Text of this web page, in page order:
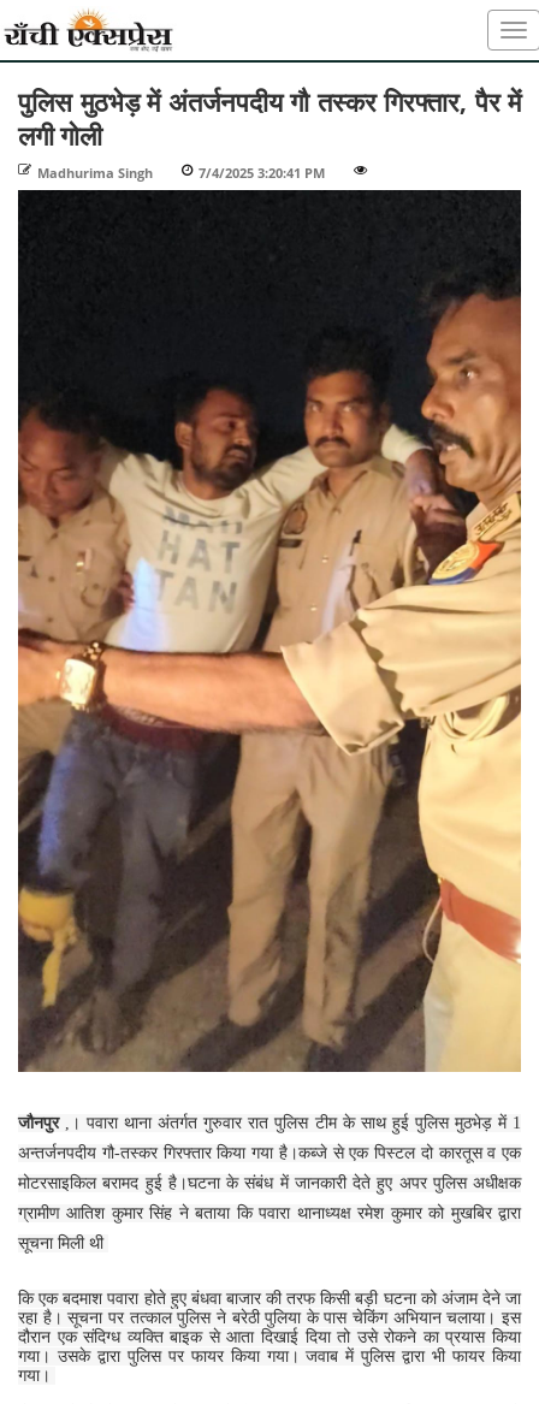
पुलिस मुठभेड़ में अंतर्जनपदीय गौ तस्कर गिरफ्तार, पैर में
लगी गोली
Madhurima Singh 7/4/2025 3:20:41 PM
जौनपुर,। पवारा थाना अंतर्गत गुरुवार रात पुलिस टीम के साथ हुई पुलिस मुठभेड़ में 1
अन्तर्जनपदीय गौ-तस्कर गिरफ्तार किया गया है।कब्जे से एक पिस्टल दो कारतूस व एक
मोटरसाइकिल बरामद हुई है।घटना के संबंध में जानकारी देते हुए अपर पुलिस अधीक्षक
ग्रामीण आतिश कुमार सिंह ने बताया कि पवारा थानाध्यक्ष रमेश कुमार को मुखबिर द्वारा
सूचना मिली थी
कि एक बदमाश पवारा होते हुए बंधवा बाजार की तरफ किसी बड़ी घटना को अंजाम देने जा
रहा है। सूचना पर तत्काल पुलिस ने बरेठी पुलिया के पास चेकिंग अभियान चलाया। इस
दौरान एक संदिग्ध व्यक्ति बाइक से आता दिखाई दिया तो उसे रोकने का प्रयास किया
गया। उसके द्वारा पुलिस पर फायर किया गया। जवाब में पुलिस द्वारा भी फायर किया
गया।